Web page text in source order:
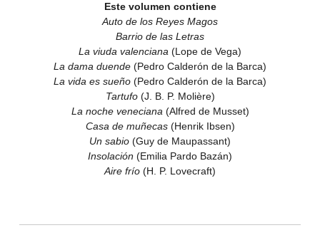
Este volumen contiene
Auto de los Reyes Magos
Barrio de las Letras
La viuda valenciana (Lope de Vega)
La dama duende (Pedro Calderón de la Barca)
La vida es sueño (Pedro Calderón de la Barca)
Tartufo(J. B. P. Molière)
La noche veneciana (Alfred de Musset)
Casa de muñecas(Henrik Ibsen)
Un sabio (Guy de Maupassant)
Insolación (Emilia Pardo Bazán)
Aire frío (H. P. Lovecraft)